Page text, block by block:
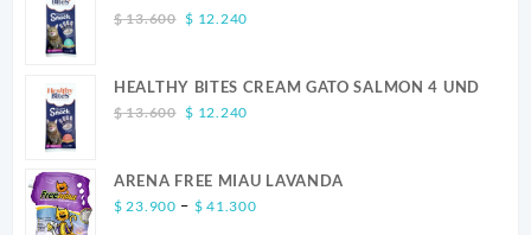
$13.600 Original
$ 13.600.
$ 12.240Current
$ 12.240.
HEALTHY BITES CREAM GATO SALMON 4 UND
$13.600 Original
$ 13.600.
$ 12.240Current
$ 12.240.
ARENA FREE MIAU LAVANDA
$ 23.900 – $ 41.300Price